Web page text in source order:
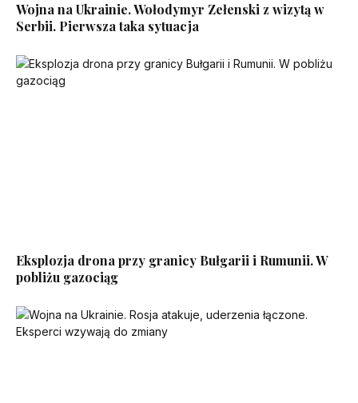
Wojna na Ukrainie. Wołodymyr Zełenski z wizytą w
Serbii. Pierwsza taka sytuacja
Eksplozja drona przy granicy Bułgarii i Rumunii. W
pobliżu gazociąg